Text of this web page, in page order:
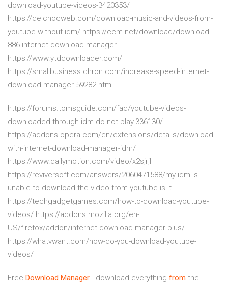
download-youtube-videos-3420353/
https://delchocweb.com/download-music-and-videos-from-
youtube-without-idm/ https://ccm.net/download/download-
886-internet-download-manager
https://www.ytddownloader.com/
https://smallbusiness.chron.com/increase-speed-internet-
download-manager-59282.html
https://forums.tomsguide.com/faq/youtube-videos-
downloaded-through-idm-do-not-play.336130/
https://addons.opera.com/en/extensions/details/download-
with-internet-download-manager-idm/
https://www.dailymotion.com/video/x2sjrjl
https://reviversoft.com/answers/2060471588/my-idm-is-
unable-to-download-the-video-from-youtube-is-it
https://techgadgetgames.com/how-to-download-youtube-
videos/ https://addons.mozilla.org/en-
US/firefox/addon/internet-download-manager-plus/
https://whatvwant.com/how-do-you-download-youtube-
videos/
Free Download Manager - download everything from the